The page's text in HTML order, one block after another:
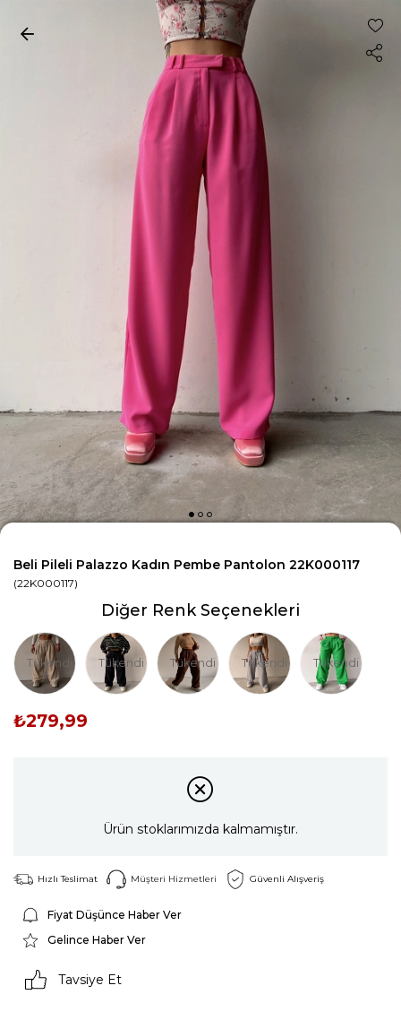
Beli Pileli Palazzo Kadın Pembe Pantolon 22K000117
(22K000117)
Diğer Renk Seçenekleri
Tükendi Tükendi Tükendi Tükendi Tükendi
₺279,99
Ürün stoklarımızda kalmamıştır.
Hızlı Teslimat Müşteri Hizmetleri Güvenli Alışveriş
Fiyat Düşünce Haber Ver
Gelince Haber Ver
Tavsiye Et